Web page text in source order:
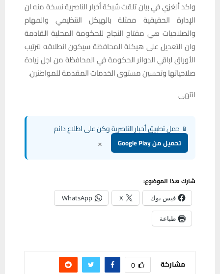
واكد ألغزي في بيان تلقت شبكة أخبار الناصرية نسخة منه ان
الإدارة الحقيقية ممثلة بالهيكل التنظيمي والمهام
والصلاحيات هي مفتاح النجاح للحكومة المحلية القادمة
وان التعديل على هيكلة المحافظة سيكون انطلاقه لترتيب
الأوراق لباقي الدوائر الحكومة في المحافظة من اجل زيادة
صلاحياتها وتحسين مستوى الخدمات المقدمة للمواطنين.
انتهى
📱 حمل تطبيق أخبار الناصرية وكن على اطلاع دائم
تحميل من Google Play ×
شارك هذا الموضوع:
فيس بوك X
WhatsApp
طباعة
مشاركة 0